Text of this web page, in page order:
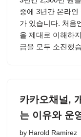
중에 3년간 온라
가 있습니다. 처음
을 제대로 이해하
금을 모두 소진했
카카오채널,
는 이유와 운
by Harold Ramirez